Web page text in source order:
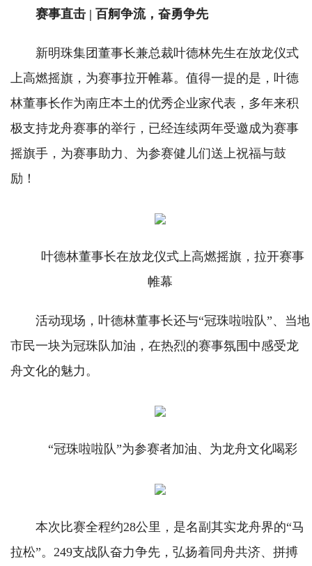
赛事直击 | 百舸争流，奋勇争先
新明珠集团董事长兼总裁叶德林先生在放龙仪式
上高燃摇旗，为赛事拉开帷幕。值得一提的是，叶德
林董事长作为南庄本土的优秀企业家代表，多年来积
极支持龙舟赛事的举行，已经连续两年受邀成为赛事
摇旗手，为赛事助力、为参赛健儿们送上祝福与鼓
励！
叶德林董事长在放龙仪式上高燃摇旗，拉开赛事
帷幕
活动现场，叶德林董事长还与“冠珠啦啦队”、当地
市民一块为冠珠队加油，在热烈的赛事氛围中感受龙
舟文化的魅力。
“冠珠啦啦队”为参赛者加油、为龙舟文化喝彩
本次比赛全程约28公里，是名副其实龙舟界的“马
拉松”。249支战队奋力争先，弘扬着同舟共济、拼搏